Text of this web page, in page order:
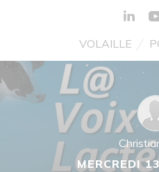
VOLAILLE
MERCREDI